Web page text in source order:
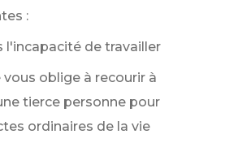
:
l'incapacité de travailler
oblige à recourir à
tierce personne pour
ordinaires de la vie